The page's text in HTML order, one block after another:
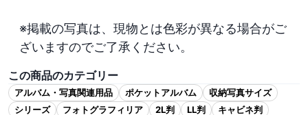
※掲載の写真は、現物とは色彩が異なる場合がご
ざいますのでご了承ください。
この商品のカテゴリー
アルバム・写真関連用品 ポケットアルバム
収納写真サイズ
シリーズ
フォトグラフィリア 2L判 LL判 キャビネ判